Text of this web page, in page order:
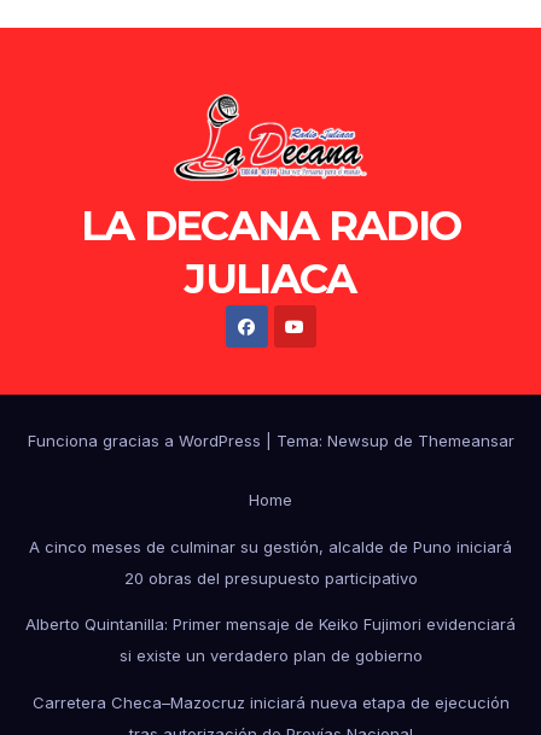
LA DECANA RADIO
JULIACA
Funciona gracias a WordPress Tema: Newsup de Themeansar
Home
A cinco meses de culminar su gestión, alcalde de Puno iniciará
20 obras del presupuesto participativo
Alberto Quintanilla: Primer mensaje de Keiko Fujimori evidenciará
si existe un verdadero plan de gobierno
Carretera Checa–Mazocruz iniciará nueva etapa de ejecución